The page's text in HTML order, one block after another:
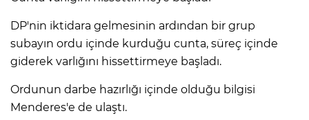
DP'nin iktidara gelmesinin ardından bir grup
subayın ordu içinde kurduğu cunta, süreç içinde
giderek varlığını hissettirmeye başladı.
Ordunun darbe hazırlığı içinde olduğu bilgisi
Menderes'e de ulaştı.